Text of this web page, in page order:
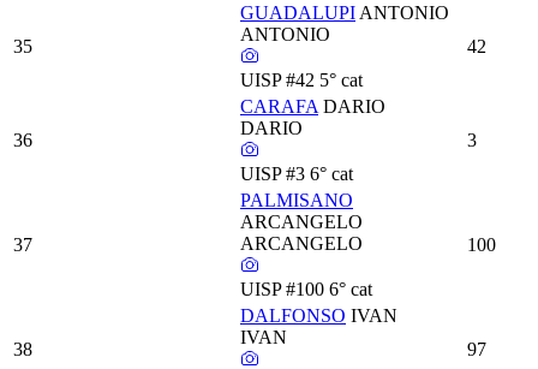
35
GUADALUPI ANTONIO
ANTONIO
UISP #42 5° cat
42
36
CARAFA DARIO
DARIO
UISP #3 6° cat
3
37
PALMISANO
ARCANGELO
ARCANGELO
UISP #100 6° cat
100
38
DALFONSO IVAN
IVAN
97